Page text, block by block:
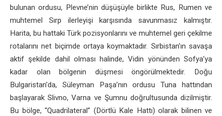
bulunan ordusu, Plevne’nin düşüşüyle birlikte Rus, Rumen ve
muhtemel Sırp ilerleyişi karşısında savunmasız kalmıştır.
Harita, bu hattaki Türk pozisyonlarını ve muhtemel geri çekilme
rotalarını net biçimde ortaya koymaktadır. Sırbistan’ın savaşa
aktif şekilde dahil olması halinde, Vidin yönünden Sofya’ya
kadar olan bölgenin düşmesi öngörülmektedir. Doğu
Bulgaristan'da, Süleyman Paşa’nın ordusu Tuna hattından
başlayarak Slivno, Varna ve Şumnu doğrultusunda dizilmiştir.
Bu bölge, “Quadrilateral” (Dörtlü Kale Hattı) olarak bilinen ve